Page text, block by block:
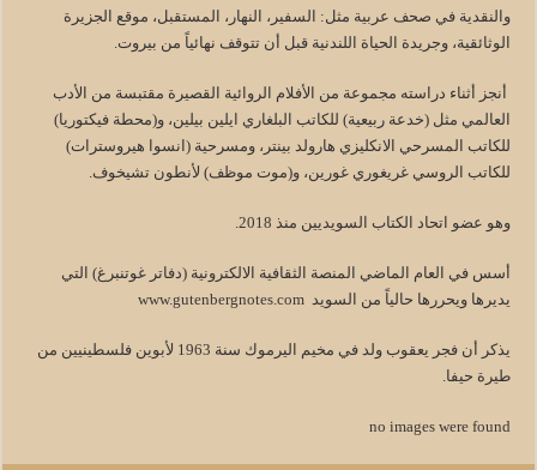
والنقدية في صحف عربية مثل: السفير، النهار، المستقبل، موقع الجزيرة
الوثائقية، وجريدة الحياة اللندنية قبل أن تتوقف نهائياً من بيروت.
أنجز أثناء دراسته مجموعة من الأفلام الروائية القصيرة مقتبسة من الأدب
العالمي مثل (خدعة ربيعية) للكاتب البلغاري ايلين بيلين، و(محطة فيكتوريا)
للكاتب المسرحي الانكليزي هارولد بينتر، ومسرحية (انسوا هيروسترات)
للكاتب الروسي غريغوري غورين، و(موت موظف) لأنطون تشيخوف.
وهو عضو اتحاد الكتاب السويديين منذ 2018.
أسس في العام الماضي المنصة الثقافية الالكترونية (دفاتر غوتنبرغ) التي
يديرها ويحررها حالياً من السويد www.gutenbergnotes.com
يذكر أن فجر يعقوب ولد في مخيم اليرموك سنة 1963 لأبوين فلسطينيين من
طيرة حيفا.
no images were found